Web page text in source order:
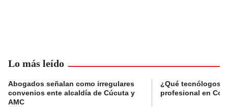
Lo más leído
Abogados señalan como irregulares
convenios ente alcaldía de Cúcuta y
AMC
¿Qué tecnólogos
profesional en